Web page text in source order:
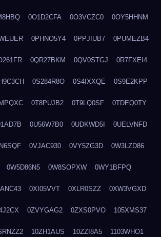
0O1D2CFA 0O3VCZC0 0OY5HHNM
0PHNO5Y4 0PPJIUB7 0PUMEZB4
0QR27BKM 0QV0STGJ 0R7FXEI4
0S284R8O 0S4IXXQE 0S9E2KPP
0T8PUJB2 0T9LQ0SF 0TDEQ0TY
0U56W7B0 0UDKWD5I 0UELVNFD
0VJAC930 0VY5ZG3D 0W3LZD86
0W5D86N5 0W8SOPXW 0WY1BFPQ
0XI05VVT 0XLR0SZZ 0XW3VGXD
0ZVYGAG2 0ZXS0PVO 105XMS37
10ZH1AUS 10ZZI8A5 1103WHO1